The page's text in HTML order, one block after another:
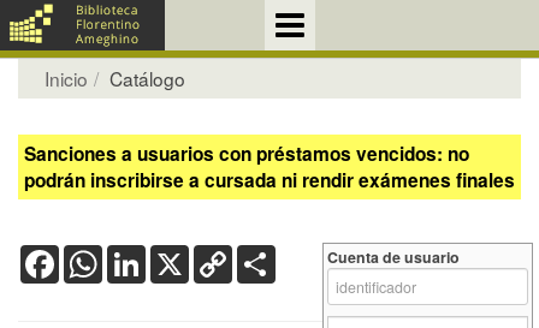
Inicio Catálogo
Sanciones a usuarios con préstamos vencidos: no
podrán inscribirse a cursada ni rendir exámenes finales
FacebookWhatsApp
LinkedIn
X Copy
Link
Cuenta de usuario